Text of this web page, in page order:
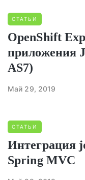
СТАТЬИ
OpenShift
приложения
AS7)
Май 29, 2019
СТАТЬИ
Интеграция
Spring MVC